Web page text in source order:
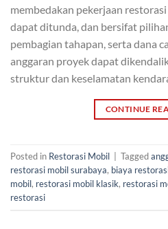
membedakan pekerjaan
dapat ditunda, dan bersifat
pembagian tahapan, serta dana
anggaran proyek dapat
struktur dan keselamatan
CONTINUE
Posted in Restorasi Mobil Tagged
restorasi mobil surabaya, biaya
mobil, restorasi mobil klasik, restorasi
restorasi